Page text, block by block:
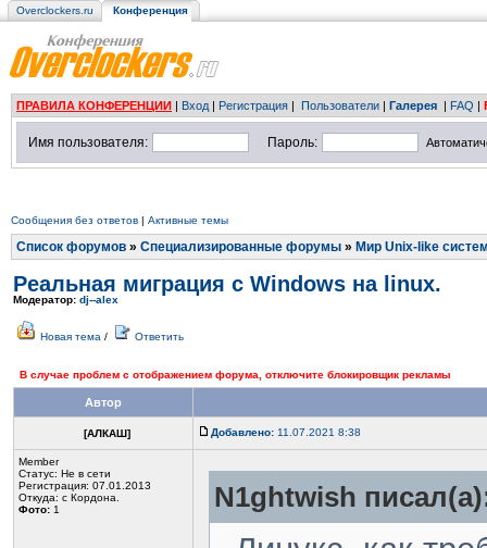
Overclockers.ru Конференция
ПРАВИЛА КОНФЕРЕНЦИИ | Вход | Регистрация | Пользователи | Галерея | FAQ |
Имя пользователя: Пароль:
Сообщения без ответов | Активные темы
Список форумов » Специализированные форумы » Мир Unix-like
Реальная миграция с Windows на linux.
Модератор: dj--alex
Новая тема / Ответить
В случае проблем с отображением форума, отключите блокировщик рекламы
Автор
[АЛКАШ] Добавлено: 11.07.2021 8:38
Member
Статус: Не в сети
Регистрация: 07.01.2013
Откуда: с Кордона.
Фото: 1 N1ghtwish